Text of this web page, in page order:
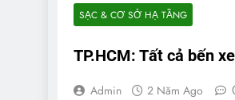
SẠC & CƠ SỞ HẠ TẦNG
TP.HCM: Tất cả bến
Admin 2 Năm Ago